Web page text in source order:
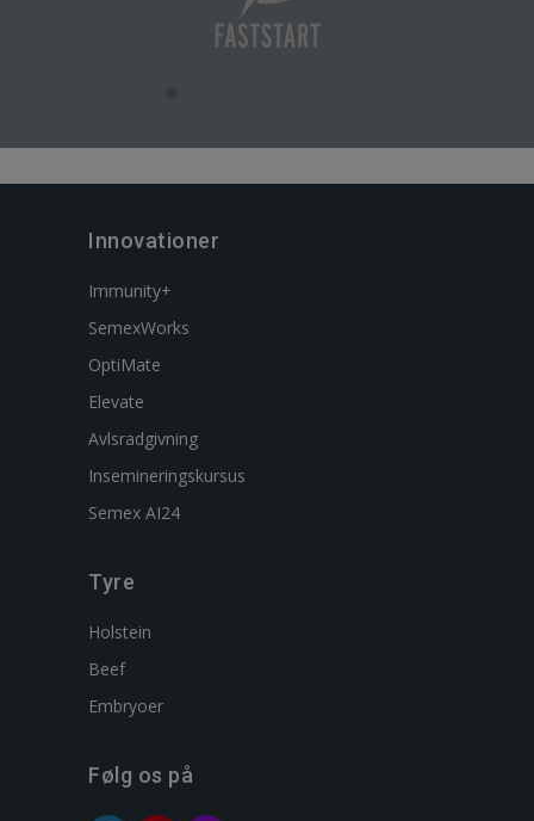
Innovationer
Immunity+
SemexWorks
OptiMate
Elevate
Avlsradgivning
Insemineringskursus
Semex AI24
Tyre
Holstein
Beef
Embryoer
Følg os på